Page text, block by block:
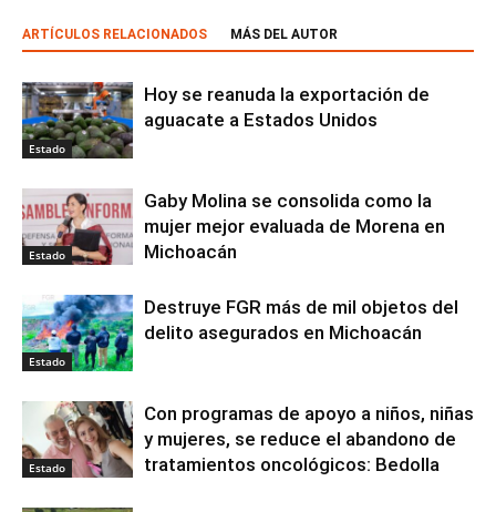
ARTÍCULOS RELACIONADOS MÁS DEL AUTOR
Estado
Hoy se reanuda la exportación de
aguacate a Estados Unidos
Estado
Gaby Molina se consolida como la
mujer mejor evaluada de Morena en
Michoacán
Estado
Destruye FGR más de mil objetos del
delito asegurados en Michoacán
Estado
Con programas de apoyo a niños, niñas
y mujeres, se reduce el abandono de
tratamientos oncológicos: Bedolla